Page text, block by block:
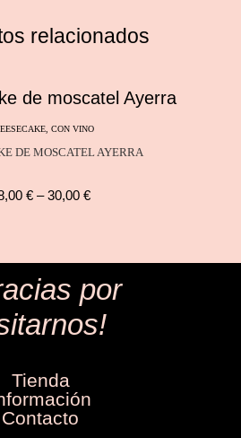
relacionados
, CON VINO
DE MOSCATEL AYERRA
€ –30,00 €
por
Tienda
Contacto